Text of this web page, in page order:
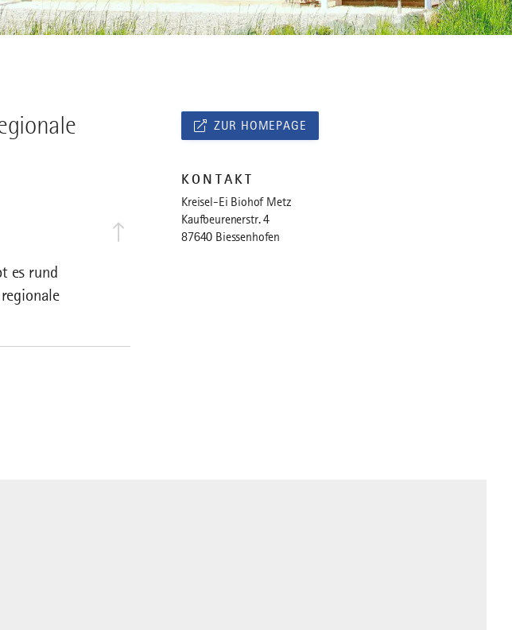
es rund
ZUR HOMEPAGE
KONTAKT
Kreisel-Ei Biohof Metz
Kaufbeurenerstr. 4
87640 Biessenhofen